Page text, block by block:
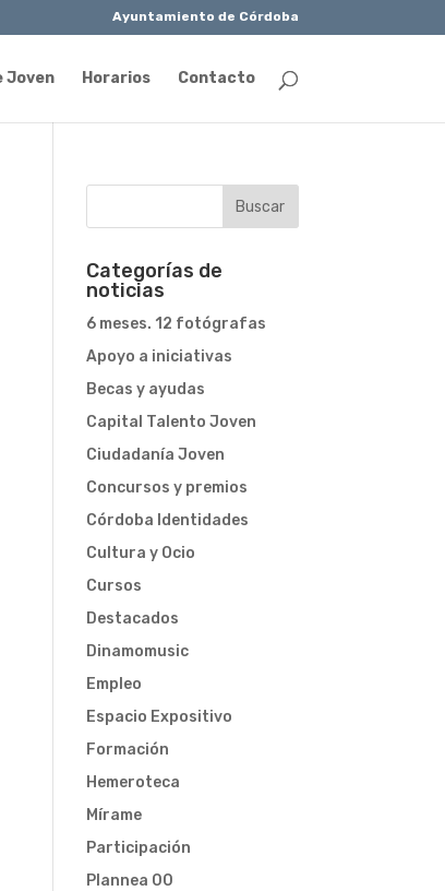
Ayuntamiento de Córdoba
Joven Horarios Contacto
Categorías de
noticias
6 meses. 12 fotógrafas
Apoyo a iniciativas
Becas y ayudas
Capital Talento Joven
Ciudadanía Joven
Concursos y premios
Córdoba Identidades
Cultura y Ocio
Cursos
Destacados
Dinamomusic
Empleo
Espacio Expositivo
Formación
Hemeroteca
Mírame
Participación
Plannea 00